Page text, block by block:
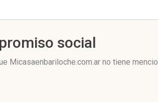
social
Micasaenbariloche.com.ar no tiene